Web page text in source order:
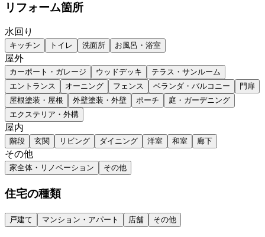
リフォーム箇所
水回り
キッチン トイレ 洗面所 お風呂・浴室
屋外
カーポート・ガレージ ウッドデッキ
テラス・サンルーム
エントランス
オーニング フェンス ベランダ・バルコニー
門扉
屋根塗装・屋根
外壁塗装・外壁 ポーチ
庭・ガーデニング
エクステリア・外構
屋内
階段 玄関 リビング ダイニング 洋室 和室 廊下
その他
家全体・リノベーション その他
住宅の種類
戸建て マンション・アパート 店舗 その他